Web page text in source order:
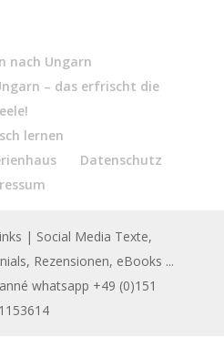
nach Ungarn
– das erfrischt die
lernen
Datenschutz
| Social Media Texte,
Rezensionen, eBooks ...
whatsapp +49 (0)151